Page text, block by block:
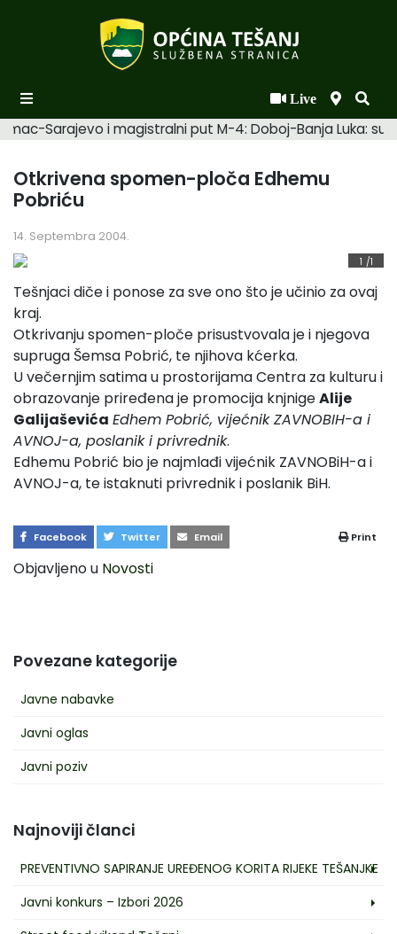
Live
Podaci o Općini
Općinski načelnik
Općinsko vijeće
Uprava
Sarajevo i magistralni put M-4: Doboj-Banja Luka:
Povezane kategorije
Javne nabavke
Javni oglas
Javni poziv
Otkrivena spomen-ploča Edhemu
Pobriću
14. Septembra 2004.
1 /1
Tešnjaci diče i ponose za sve ono što je učinio za ovaj
kraj.
Otkrivanju spomen-ploče prisustvovala je i njegova
supruga Šemsa Pobrić, te njihova kćerka.
U večernjim satima u prostorijama Centra za kulturu i
obrazovanje priređena je promocija knjnigeAlije
Galijaševića Edhem Pobrić, vijećnik ZAVNOBIH-a i
AVNOJ-a, poslanik i privrednik.
Edhemu Pobrić bio je najmlađi vijećnik ZAVNOBiH-a i
AVNOJ-a, te istaknuti privrednik i poslanik BiH.
Facebook Twitter Email Print
Objavljeno u Novosti
Najnoviji članci
PREVENTIVNO SAPIRANJE UREĐENOG KORITA RIJEKE TEŠANJKE
Javni konkurs – Izbori 2026